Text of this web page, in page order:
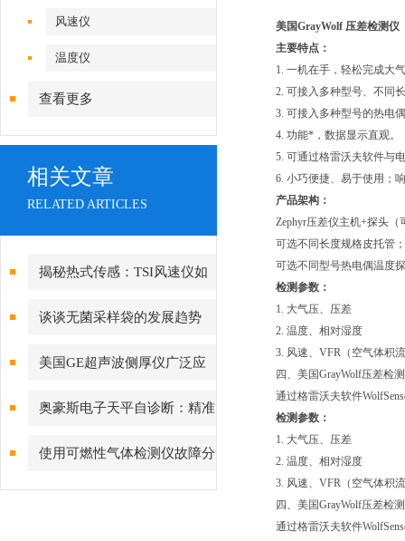
风速仪
温度仪
查看更多
相关文章
RELATED ARTICLES
揭秘热式传感：TSI风速仪如
何实现低风速下的高精度测量
谈谈无菌采样袋的发展趋势
美国GE超声波侧厚仪广泛应
用于各种工业领域，如金属加
奥豪斯电子天平自诊断：精准
测量背后的故障预警守护
使用可燃性气体检测仪故障分
析及对策
美国GrayWolf 压差检测仪
主要特点：
1. 一机在手，轻松完成大
2. 可接入多种型号、不同
3. 可接入多种型号的热电
4. 功能*，数据显示直观。
5. 可通过格雷沃夫软件与
6. 小巧便捷、易于使用；
产品架构：
Zephyr压差仪主机+探头
可选不同长度规格皮托管；
可选不同型号热电偶温度
检测参数：
1. 大气压、压差
2. 温度、相对湿度
3. 风速、VFR（空气体积
四、美国GrayWolf压差检
通过格雷沃夫软件
检测参数：
1. 大气压、压差
2. 温度、相对湿度
3. 风速、VFR（空气体积
四、美国GrayWolf压差检
通过格雷沃夫软件